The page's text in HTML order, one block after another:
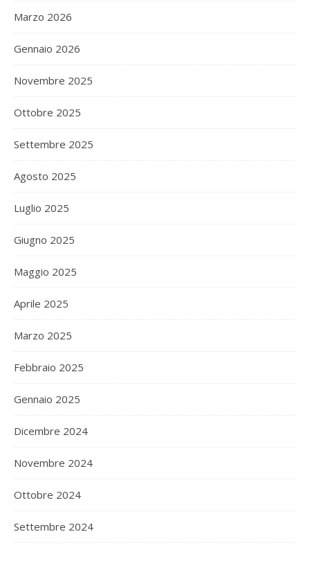
Marzo 2026
Gennaio 2026
Novembre 2025
Ottobre 2025
Settembre 2025
Agosto 2025
Luglio 2025
Giugno 2025
Maggio 2025
Aprile 2025
Marzo 2025
Febbraio 2025
Gennaio 2025
Dicembre 2024
Novembre 2024
Ottobre 2024
Settembre 2024